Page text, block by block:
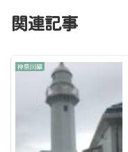
関連記事
神奈川編